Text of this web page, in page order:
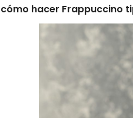
cómo hacer Frappuccino